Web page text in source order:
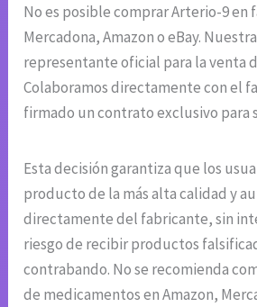
No es posible comprar Arterio-9 en
Mercadona, Amazon o eBay.
representante oficial para la venta
Colaboramos directamente con el
firmado un contrato exclusivo para
Esta decisión garantiza que los
producto de la más alta calidad y
directamente del fabricante, sin
riesgo de recibir productos
contrabando. No se recomienda
de medicamentos en Amazon,